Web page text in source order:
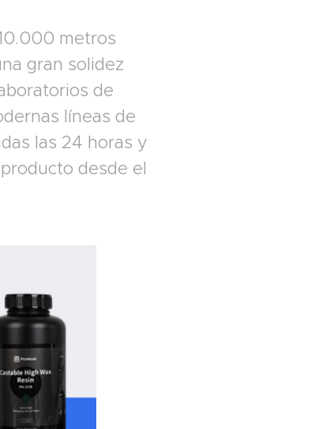
metros
gran solidez
de
líneas de
las 24 horas y
desde el